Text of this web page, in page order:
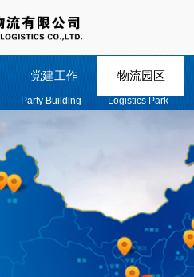
Party Building Logistics Park
党建工作 物流园区